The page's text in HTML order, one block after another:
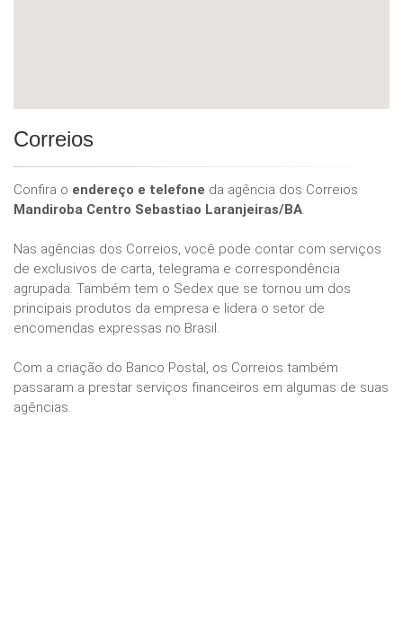
Correios
Confira o endereço e telefone da agência dos Correios
Mandiroba Centro Sebastiao Laranjeiras/BA.
Nas agências dos Correios, você pode contar com serviços
de exclusivos de carta, telegrama e correspondência
agrupada. Também tem o Sedex que se tornou um dos
principais produtos da empresa e lidera o setor de
encomendas expressas no Brasil.
Com a criação do Banco Postal, os Correios também
passaram a prestar serviços financeiros em algumas de suas
agências.